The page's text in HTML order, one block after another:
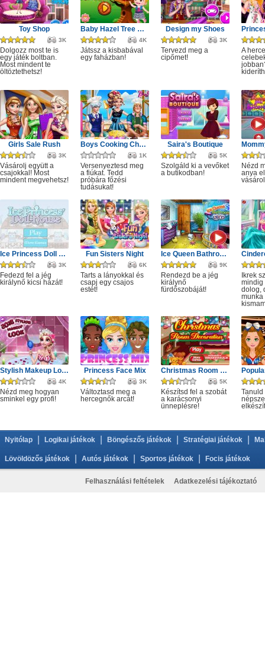
Toy Shop
3K
Dolgozz most te is
egy játék boltban.
Most mindent te
öltöztethetsz!
Baby Hazel Tree House
4K
Játssz a kisbabával
egy faházban!
Design my Shoes
3K
Tervezd meg a
cipőmet!
A
Girls Sale Rush
3K
Vásárolj együtt a
csajokkal! Most
mindent megvehetsz!
Boys Cooking Challenge
1K
Versenyeztesd meg
a fiúkat. Tedd
próbára főzési
tudásukat!
Saira's Boutique
5K
Szolgáld ki a vevőket
a butikodban!
Nézd
anya
Ice Princess Doll House
3K
Fedezd fel a jég
királynő kicsi házát!
Fun Sisters Night
6K
Tarts a lányokkal és
csapj egy csajos
estét!
Ice Queen Bathroom Deco
9K
Rendezd be a jég
királynő
fürdőszobáját!
Ikrek
mindig
dolog,
munka
Stylish Makeup Look
4K
Nézd meg hogyan
sminkel egy profi!
Princess Face Mix
3K
Változtasd meg a
hercegnők arcát!
Christmas Room Decoration
5K
Készítsd fel a szobát
a karácsonyi
ünneplésre!
Tanuld
Nyitólap Logikai játékok Böngészős játékok Stratégiai játékok
Lövöldözős játékok Autós játékok Sportos játékok Focis játékok
Felhasználási feltételek Adatkezelési tájékoztató